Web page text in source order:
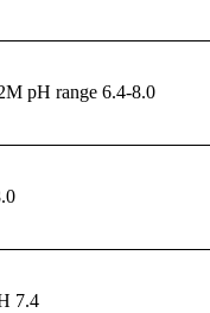
pH range 6.4-8.0
7.4